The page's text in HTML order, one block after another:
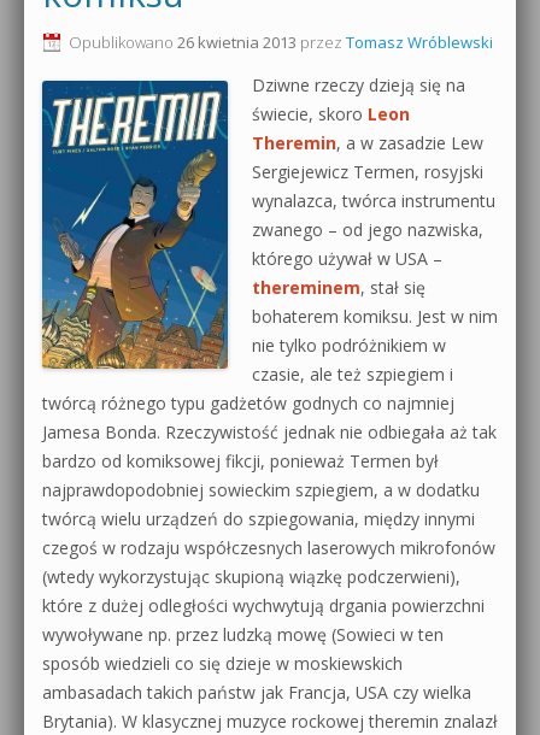
Produkcja muzyczna od podstaw
Sylenth1 od podstaw
Sound Forge od podstaw
Dubstep z syntezatorem Massive
Kontakt 5 Kompendium
Pakiety
0dB.pl - informacje
Newsletter
Materiały dla mediów
Archiwum aktualności
Polityka prywatności
Regulamin
Działanie sklepu internetowego
Wyszukiwanie
Opublikowano 26 kwietnia 2013 przez Tomasz Wróblewski
Dziwne rzeczy dzieją się na
świecie, skoro Leon
Theremin, a w zasadzie Lew
Sergiejewicz Termen, rosyjski
wynalazca, twórca instrumentu
zwanego – od jego nazwiska,
którego używał w USA –
thereminem, stał się
bohaterem komiksu. Jest w nim
nie tylko podróżnikiem w
czasie, ale też szpiegiem i
twórcą różnego typu gadżetów godnych co najmniej
Jamesa Bonda. Rzeczywistość jednak nie odbiegała aż tak
bardzo od komiksowej fikcji, ponieważ Termen był
najprawdopodobniej sowieckim szpiegiem, a w dodatku
twórcą wielu urządzeń do szpiegowania, między innymi
czegoś w rodzaju współczesnych laserowych mikrofonów
(wtedy wykorzystując skupioną wiązkę podczerwieni),
które z dużej odległości wychwytują drgania powierzchni
wywoływane np. przez ludzką mowę (Sowieci w ten
sposób wiedzieli co się dzieje w moskiewskich
ambasadach takich państw jak Francja, USA czy wielka
Brytania). W klasycznej muzyce rockowej theremin znalazł